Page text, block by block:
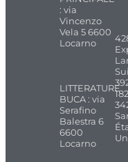
: via
Vincenzo
Vela 5 6600
Locarno
LITTERATURE
BUCA : via
Serafino
Balestra 6
6600
Locarno
182